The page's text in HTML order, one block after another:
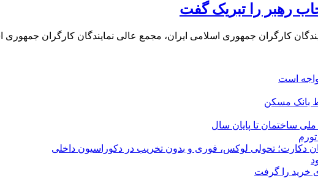
رهبر را تبریک گفت
کارگران جمهوری اسلامی ایران، مجمع عالی نمایندگان کارگران
است
دکارت؛ تحولی لوکس، فوری و بدون تخریب در دکوراسیون داخلی
خرید را گرفت